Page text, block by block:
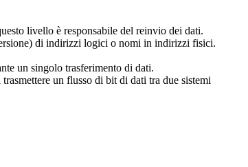
livello è responsabile del reinvio dei dati.
di indirizzi logici o nomi in indirizzi fisici.
un singolo trasferimento di dati.
un flusso di bit di dati tra due sistemi